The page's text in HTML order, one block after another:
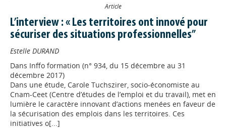
Article
L’interview : « Les territoires ont innové pour
sécuriser des situations professionnelles”
Estelle DURAND
Dans Inffo formation (n° 934, du 15 décembre au 31
décembre 2017)
Dans une étude, Carole Tuchszirer, socio-économiste au
Cnam-Ceet (Centre d’études de l’emploi et du travail), met en
lumière le caractère innovant d’actions menées en faveur de
la sécurisation des emplois dans les territoires. Ces
initiatives o[...]